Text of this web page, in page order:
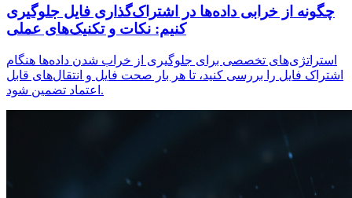
چگونه از خرابی داده‌ها در اشتراک‌گذاری فایل جلوگیری
کنیم: نکات و تکنیک‌های عملی
استراتژی‌های تخصصی برای جلوگیری از خراب شدن داده‌ها هنگام
اشتراک فایل را بررسی کنید، تا هر بار صحت فایل و انتقال‌های قابل
اعتماد تضمین شود.